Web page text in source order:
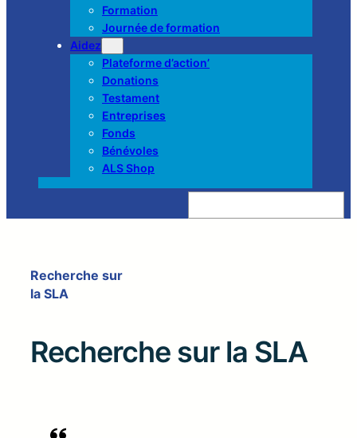
Formation
Journée de formation
Aidez
Plateforme d’action’
Donations
Testament
Entreprises
Fonds
Bénévoles
ALS Shop
Z
e
Recherche sur
la SLA
Recherche sur la SLA